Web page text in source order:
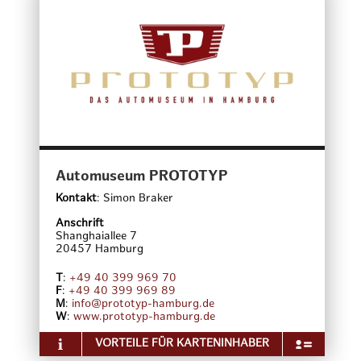
nah am Puls der Hansestadt- dem Hafen! Den
Abend können sie auf der Reeperbahn ausklingen
Finden sie erholsamen Schlaf in unseren 40 hellen
und freundlichen Zimmern, die mit Dusche/ WC, TV
familiengeführt.
Automuseum PROTOTYP
Kontakt: Simon Braker
Anschrift
Shanghaiallee 7
20457
Hamburg
: +49 40 399 969 70
F: +49 40 399 969 89
M : info@prototyp-hamburg.de
W: www.prototyp-hamburg.de
VORTEILE FÜR KARTENINHABER